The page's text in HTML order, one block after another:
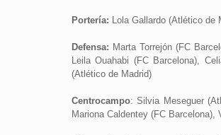
Portería: Lola Gallardo (Atlético de
Defensa: Marta Torrejón (FC
Leila Ouahabi (FC Barcelona),
(Atlético de Madrid)
Centrocampo: Silvia Meseguer
Mariona Caldentey (FC